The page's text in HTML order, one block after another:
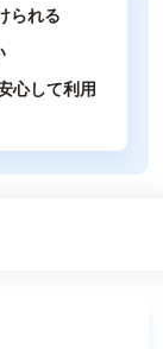
られる
心して利用